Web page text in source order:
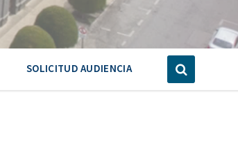
SOLICITUD AUDIENCIA